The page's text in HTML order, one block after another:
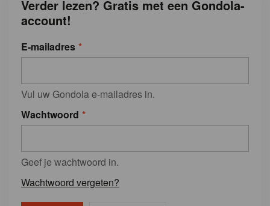
Verder lezen? Gratis met een Gondola-
account!
E-mailadres
Vul uw Gondola e-mailadres in.
Wachtwoord
Geef je wachtwoord in.
Wachtwoord vergeten?